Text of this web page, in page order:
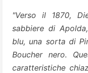
"Verso il 1870,
sabbiere di
blu, una sorta di
Boucher nero.
caratteristiche